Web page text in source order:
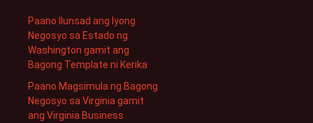
Paano Ilunsad ang Iyong
Negosyo sa Estado ng
Washington gamit ang
Bagong Template ni Kerika
Paano Magsimula ng Bagong
Negosyo sa Virginia gamit
ang Virginia Business